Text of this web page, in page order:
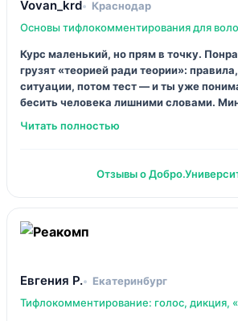
Отзывы о